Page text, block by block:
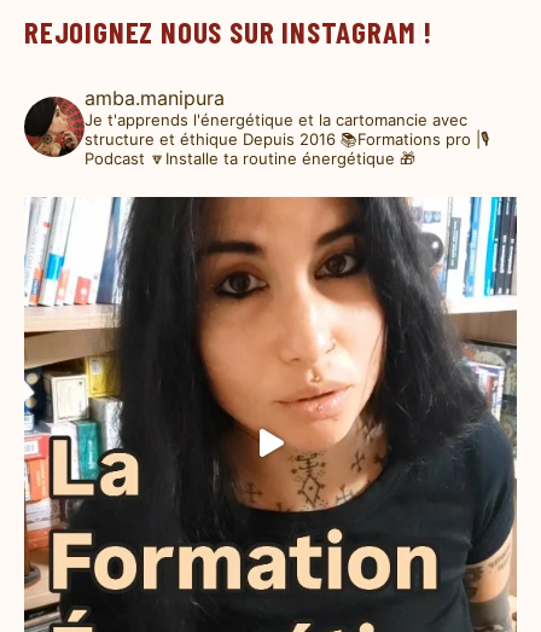
REJOIGNEZ NOUS SUR INSTAGRAM !
amba.manipura
Je t'apprends l'énergétique et la cartomancie avec
structure et éthique Depuis 2016 📚Formations pro |🎙️
Podcast 🔽Installe ta routine énergétique 🎁